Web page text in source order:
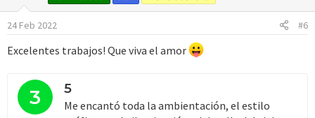
e
:
24 Feb 2022 #6
Excelentes trabajos! Que viva el amor
3 5
Me encantó toda la ambientación, el estilo